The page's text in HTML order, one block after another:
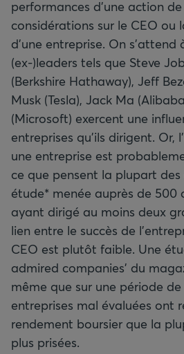
performances d'une action de
considérations sur le CEO
d'une entreprise. On s'attend
(ex-)leaders tels que Steve
(Berkshire Hathaway), Jeff
Musk (Tesla), Jack Ma
(Microsoft) exercent une
entreprises qu'ils dirigent. Or,
une entreprise est
ce que pensent la plupart des
étude* menée auprès de 500
ayant dirigé au moins deux
lien entre le succès de
CEO est plutôt faible. Une
admired companies’ du
même que sur une période de
entreprises mal évaluées ont
rendement boursier que la
plus prisées.